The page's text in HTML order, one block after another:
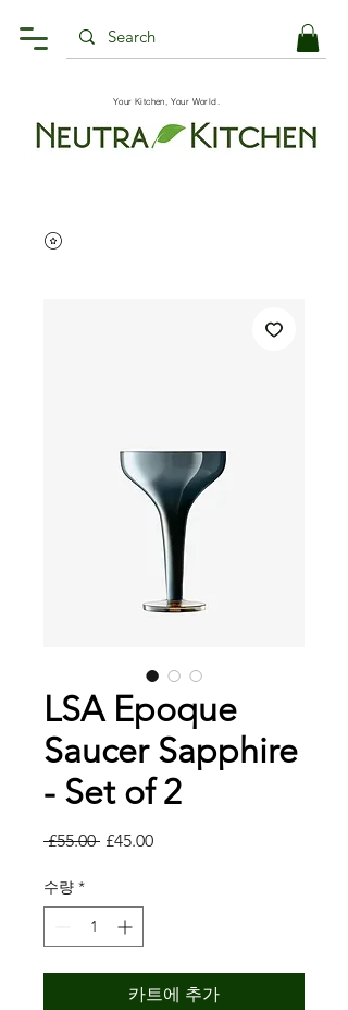
Your Kitchen, Your World.
LSA Epoque
Saucer Sapphire
- Set of 2
£55.00 일£45.00할
수량 *
카트에 추가